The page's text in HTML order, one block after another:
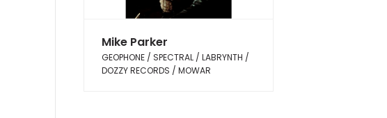
Mike Parker
GEOPHONE / SPECTRAL / LABRYNTH /
DOZZY RECORDS / MOWAR